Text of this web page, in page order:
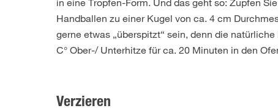
in eine Tropfen-Form. Und das geht so: Zupfen
Handballen zu einer Kugel von ca. 4 cm
gerne etwas „überspitzt“ sein, denn die
C° Ober-/ Unterhitze für ca. 20 Minuten in den
Verzieren